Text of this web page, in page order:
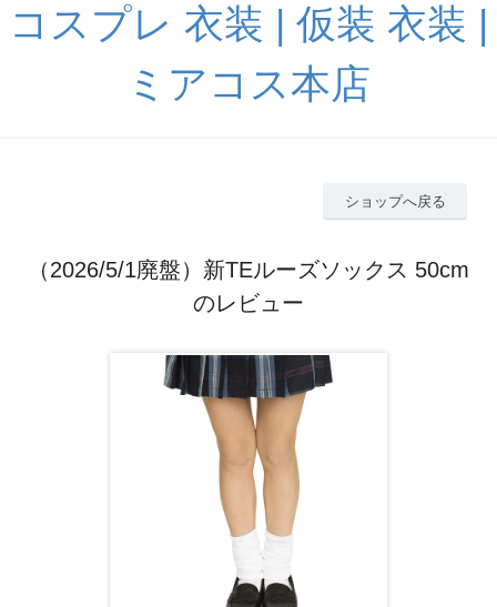
コスプレ 衣装 | 仮装 衣装 |
ミアコス本店
ショップへ戻る
（2026/5/1廃盤）新TEルーズソックス 50cm
のレビュー